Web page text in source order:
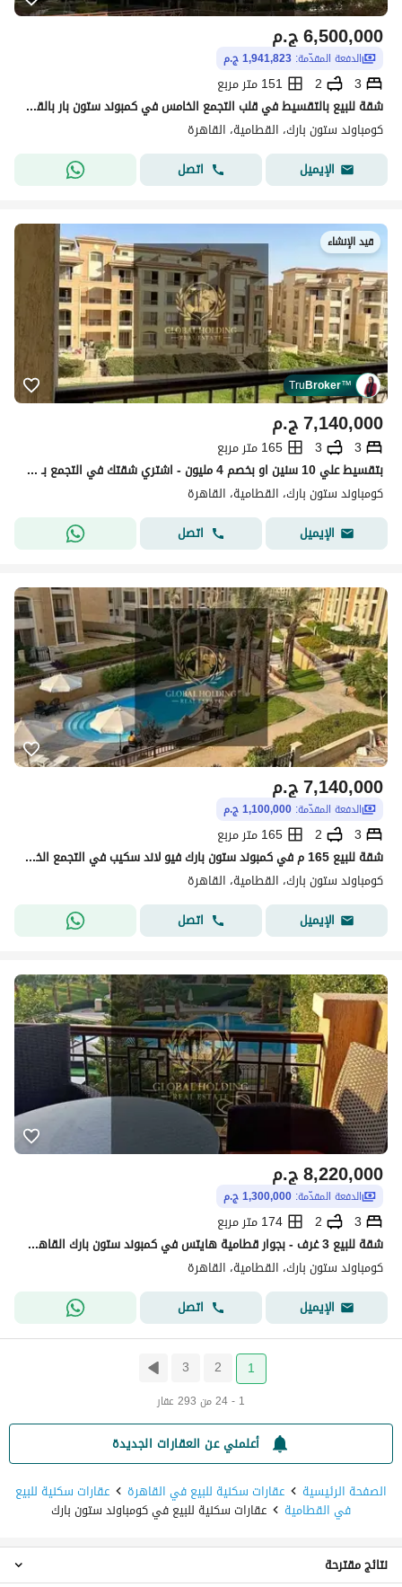
ج.م6,500,000
الدفعة المقدّمة: 1,941,823 ج.م
3
2
151 متر مربع
شقة للبيع بالتقسيط في قلب التجمع الخامس في كمبوند ستون بار بالقرب من كايروفيستفال
كومباوند ستون بارك، القطامية، القاهرة
الإيميل
اتصل
قيد الإنشاء
TruBroker™
ج.م7,140,000
3
3
165 متر مربع
بتقسيط علي 10 سنين او بخصم 4 مليون - اشتري شقتك في التجمع بـ كمبوند متكامل الخدمات بأقل سعر ( وحدات محدودة جدا )
كومباوند ستون بارك، القطامية، القاهرة
الإيميل
اتصل
ج.م7,140,000
الدفعة المقدّمة: 1,100,000 ج.م
3
2
165 متر مربع
شقة للبيع 165 م في كمبوند ستون بارك فيو لاند سكيب في التجمع الخامس بالقرب من الجامعة الامريكية بالتقسيط
كومباوند ستون بارك، القطامية، القاهرة
الإيميل
اتصل
ج.م8,220,000
الدفعة المقدّمة: 1,300,000 ج.م
3
2
174 متر مربع
شقة للبيع 3 غرف - بجوار قطامية هايتس في كمبوند ستون بارك القاهرة الجديدة بالتقسيط علي 10 سنوات
كومباوند ستون بارك، القطامية، القاهرة
الإيميل
اتصل
1
2
3
1 - 24 من 293 عقار
أعلمني عن العقارات الجديدة
الصفحة الرئيسية
عقارات سكنية للبيع في القاهرة عقارات سكنية للبيع
في القطامية عقارات سكنية للبيع في كومباوند ستون بارك
نتائج مقترحة